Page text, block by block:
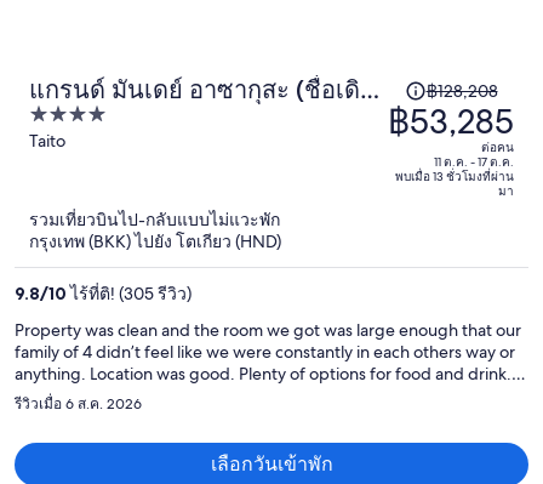
แกรนด์ มันเดย์ อาซากุสะ (ชื่อเดิม:
มันเดย์ อพาร์ต พรีเมียม อาซากุสะ)
4
out
Taito
ราคา
เดิม
฿128,208
อยู่
฿53,285
ต่อ
คน
฿128,208
฿53,285
ต่อคน
11 ต.ค. - 17 ต.ค.
พบเมื่อ 13 ชั่วโมงที่ผ่าน
มา
รวมเที่ยวบินไป-กลับแบบไม่แวะพัก
กรุงเทพ (BKK) ไปยัง โตเกียว (HND)
9.8/10ไร้ที่ติ! (305 รีวิว)
Property was clean and the room we got was large enough that our
family of 4 didn’t feel like we were constantly in each others way or
anything. Location was good. Plenty of options for food and drink. A
large donqi was about a 5min walk away and a small shopping
spending more time around shinjuku and/or shibuya it’s quite far,
which unfortunately is what we did.
รีวิวเมื่อ 6 ส.ค. 2026
เลือกวันเข้าพัก